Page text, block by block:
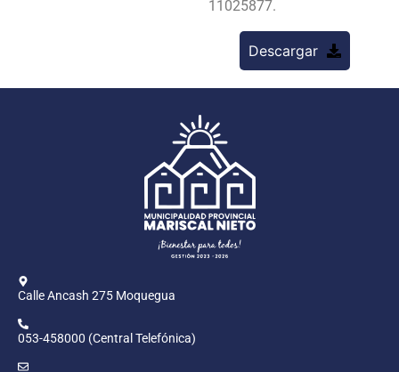
11025877.
Descargar
Calle Ancash 275 Moquegua
053-458000 (Central Telefónica)